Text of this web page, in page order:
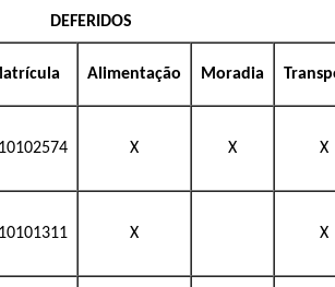
DEFERIDOS
Alimentação Moradia
X X X
X X